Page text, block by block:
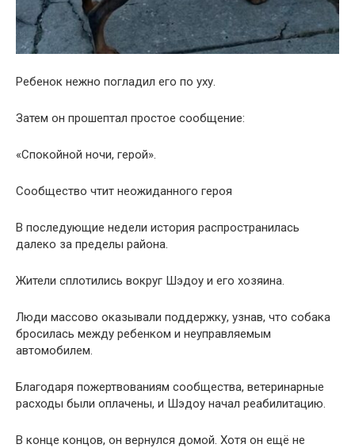
Ребенок нежно погладил его по уху.
Затем он прошептал простое сообщение:
«Спокойной ночи, герой».
Сообщество чтит неожиданного героя
В последующие недели история распространилась
далеко за пределы района.
Жители сплотились вокруг Шэдоу и его хозяина.
Люди массово оказывали поддержку, узнав, что собака
бросилась между ребенком и неуправляемым
автомобилем.
Благодаря пожертвованиям сообщества, ветеринарные
расходы были оплачены, и Шэдоу начал реабилитацию.
В конце концов, он вернулся домой. Хотя он ещё не